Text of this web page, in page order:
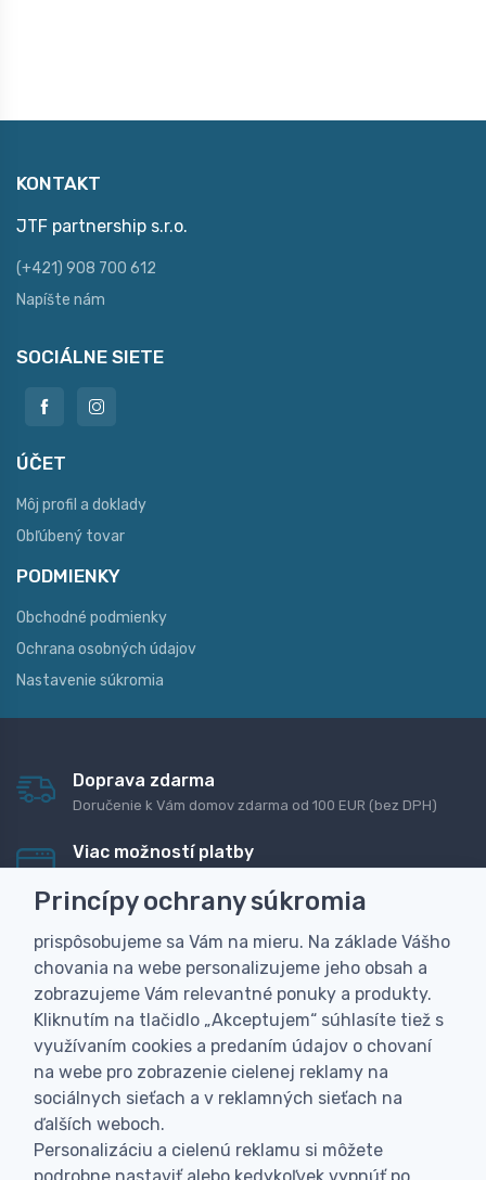
KONTAKT
JTF partnership s.r.o.
(+421) 908 700 612
Napíšte nám
SOCIÁLNE SIETE
ÚČET
Môj profil a doklady
Obľúbený tovar
PODMIENKY
Obchodné podmienky
Ochrana osobných údajov
Nastavenie súkromia
Doprava zdarma
Doručenie k Vám domov zdarma od 100 EUR (bez DPH)
Viac možností platby
dobierku
Personalizácia
Vyrobíme Vám vlastný originálny darček
Skúsenosť
Široký sortiment, z ktorého Vám pomôžeme vybrať
Princípy ochrany súkromia
prispôsobujeme sa Vám na mieru. Na základe Vášho
chovania na webe personalizujeme jeho obsah a
zobrazujeme Vám relevantné ponuky a produkty.
Kliknutím na tlačidlo „Akceptujem“ súhlasíte tiež s
využívaním cookies a predaním údajov o chovaní
na webe pro zobrazenie cielenej reklamy na
sociálnych sieťach a v reklamných sieťach na
ďalších weboch.
Personalizáciu a cielenú reklamu si môžete